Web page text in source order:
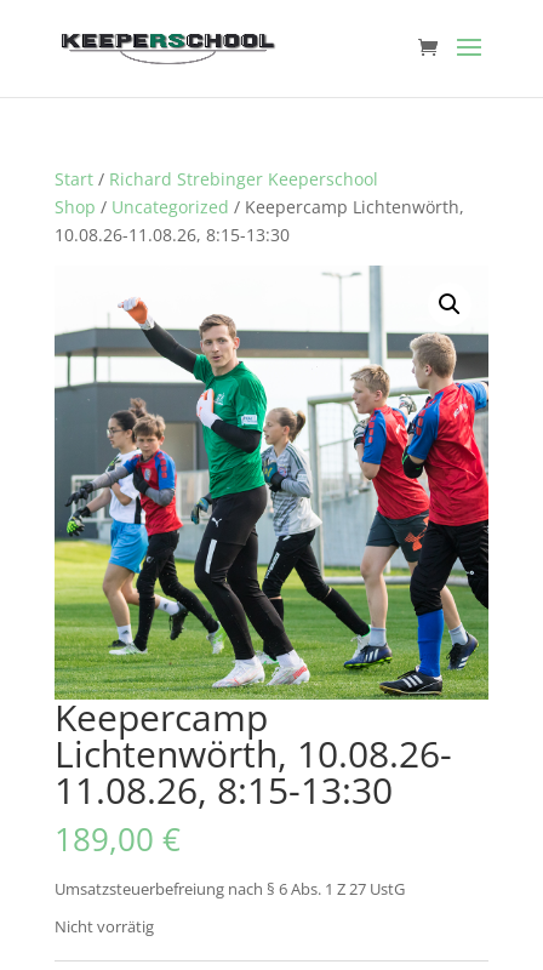
Start/ Richard Strebinger Keeperschool
Shop / Uncategorized / Keepercamp Lichtenwörth,
10.08.26-11.08.26, 8:15-13:30
Keepercamp
Lichtenwörth, 10.08.26-
11.08.26, 8:15-13:30
189,00 €
Umsatzsteuerbefreiung nach § 6 Abs. 1 Z 27 UstG
Nicht vorrätig